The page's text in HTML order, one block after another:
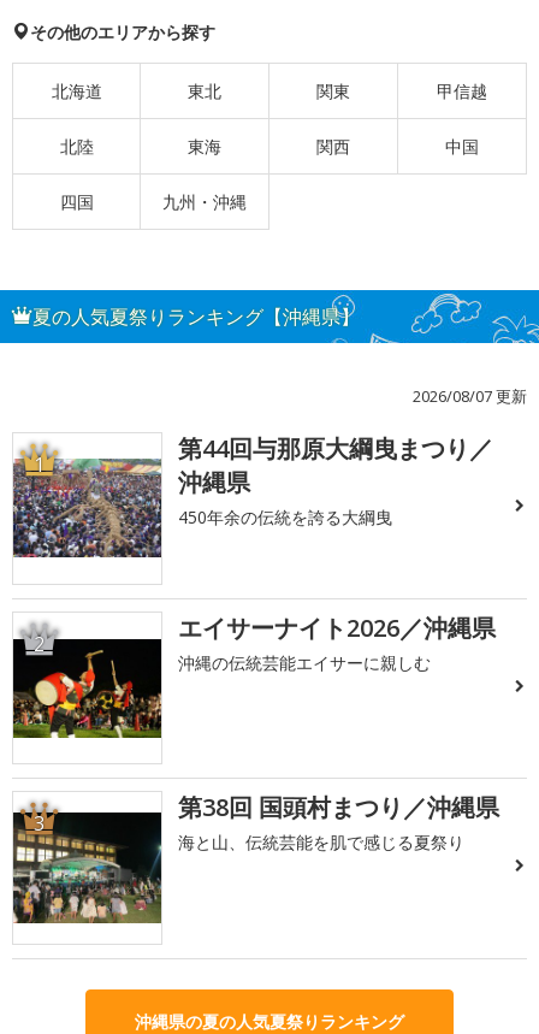
その他のエリアから探す
北海道 東北 関東 甲信越
北陸 東海 関西 中国
四国 九州・沖縄
夏の人気夏祭りランキング【沖縄県】
2026/08/07 更新
1
第44回与那原大綱曳まつり／
沖縄県
450年余の伝統を誇る大綱曳
2 エイサーナイト2026／沖縄県
沖縄の伝統芸能エイサーに親しむ
3 第38回 国頭村まつり／沖縄県
海と山、伝統芸能を肌で感じる夏祭り
沖縄県の夏の人気夏祭りランキング